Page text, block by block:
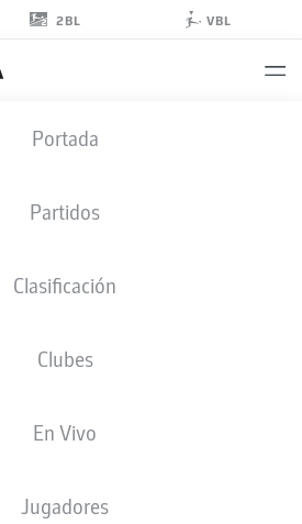
2BL VBL
Portada
Partidos
Clasificación
Clubes
En Vivo
JugadoresTAMAÑO